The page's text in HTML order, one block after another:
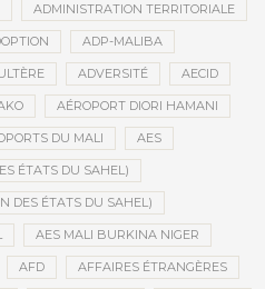
ADMINISTRATION TERRITORIALE
ADP-MALIBA
ADVERSITÉ AECID
AÉROPORT DIORI HAMANI
DU MALI AES
ÉTATS DU SAHEL)
DES ÉTATS DU SAHEL)
AES MALI BURKINA NIGER
AFD AFFAIRES ÉTRANGÈRES